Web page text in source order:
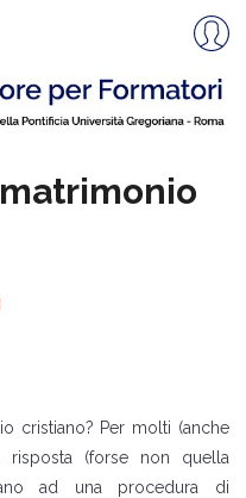
cristiano? Per molti (anche
(forse non quella
ad una procedura di